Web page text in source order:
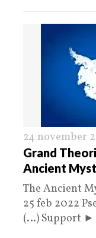
24 november
Grand
Ancient
The Ancient
25 feb 2022
(…) Support ►